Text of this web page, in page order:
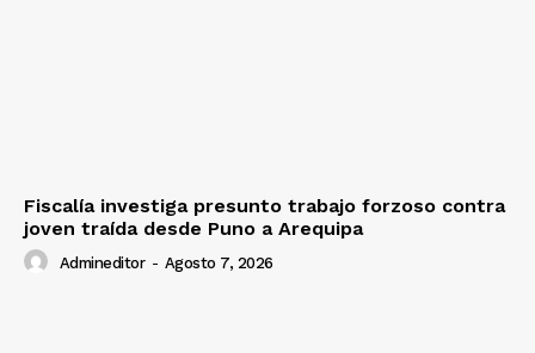
Diario los Andes
Nosotros
Fiscalía investiga presunto trabajo forzoso contra
joven traída desde Puno a Arequipa
Admineditor - Agosto 7, 2026